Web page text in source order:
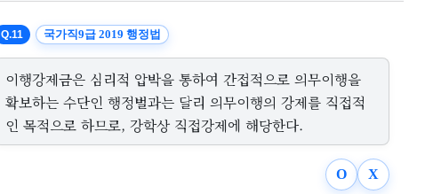
Q.11 국가직9급 2019 행정법
이행강제금은 심리적 압박을 통하여 간접적으로 의무이행을
확보하는 수단인 행정벌과는 달리 의무이행의 강제를 직접적
인 목적으로 하므로, 강학상 직접강제에 해당한다.
O X